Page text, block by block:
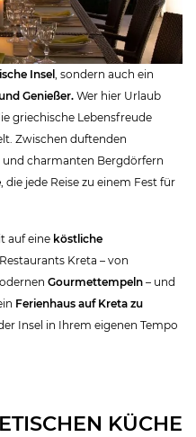
Insel, sondern auch ein
Genießer. Wer hier Urlaub
griechische Lebensfreude
Zwischen duftenden
charmanten Bergdörfern
, die jede Reise zu einem Fest für
auf eine köstliche
Kreta – von
Gourmettempeln – und
Ferienhaus auf Kreta zu
Insel in Ihrem eigenen Tempo
KÜCHE